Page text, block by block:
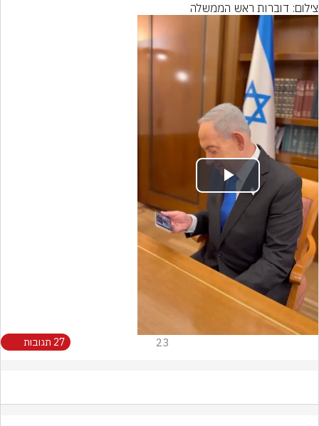
צילום: דוברות ראש הממשלה
Play
Video
23 27 תגובות